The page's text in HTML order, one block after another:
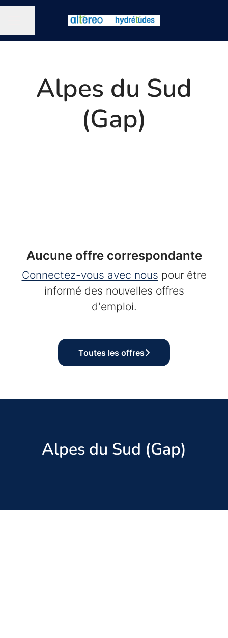
MENU CARRIÈRE
Partager la page
Alpes du Sud
(Gap)
Aucune offre correspondante
Connectez-vous avec nous pour être
informé des nouvelles offres
d'emploi.
Toutes les offres
Alpes du Sud (Gap)